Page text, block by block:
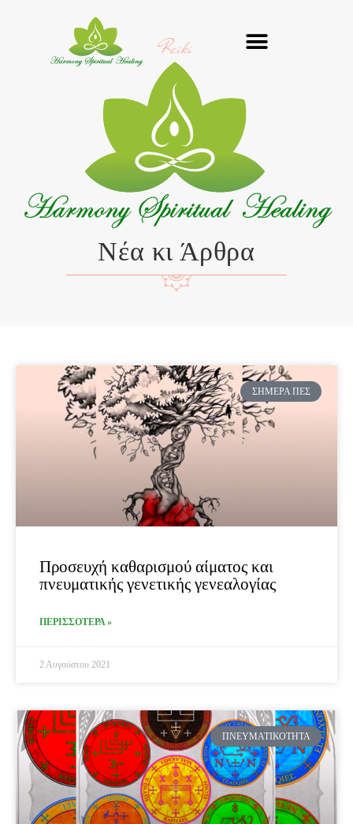
Reiki
Νέα κι Άρθρα
ΣΉΜΕΡΑ ΠΕΣ
Προσευχή καθαρισμού αίματος και
πνευματικής γενετικής γενεαλογίας
ΠΕΡΙΣΣΟΤΕΡΑ »
2 Αυγούστου 2021
ΠΝΕΥΜΑΤΙΚΌΤΗΤΑ